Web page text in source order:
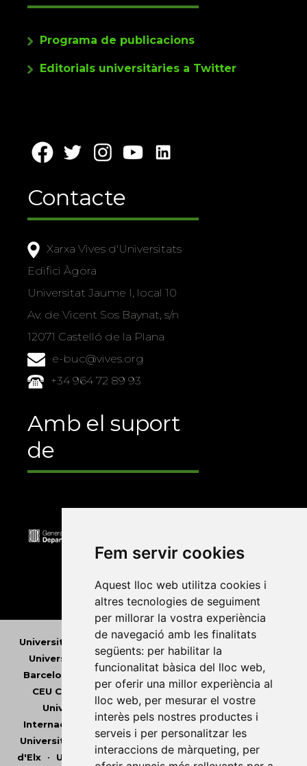
Fem servir cookies
Aquest lloc web utilitza cookies i
altres tecnologies de seguiment
per millorar la vostra experiència
de navegació amb les finalitats
següents: per habilitar la
funcionalitat bàsica del lloc web,
per oferir una millor experiència al
lloc web, per mesurar el vostre
interès pels nostres productes i
serveis i per personalitzar les
interaccions de màrqueting, per
Programa de publicacions
Editorials universitàries a Twitter
Contacte
Xarxa Vives d'Universitats
Edifici Àgora
Universitat Jaume I, local 10
Av. de Vicent Sos Baynat, s/n
12071 Castelló de la Plana
e-buc@vives.org
+34 964 72 89 93
Amb el suport
de
Universitat Abat Oliba CEU•Universitat d'Alacant
Universitat d'Andorra•Universitat Autònoma de
Barcelona
Universitat de Barcelona•Universitat
CEU Cardenal Herrera•Universitat de Girona •
Universitat de les Illes Balears•
Universitat
Internacional de Catalunya•Universitat Jaume I
Universitat de Lleida• Universitat Miguel Hernández
d'Elx• Universitat Oberta de Catalunya•Universitat